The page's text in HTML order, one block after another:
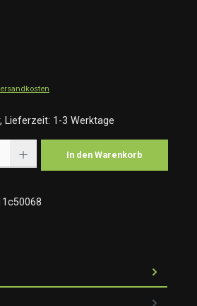
1-3 Werktage
In den Warenkorb